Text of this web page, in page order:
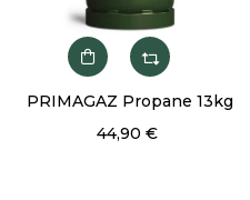
PRIMAGAZ Propane 13kg
44,90 €